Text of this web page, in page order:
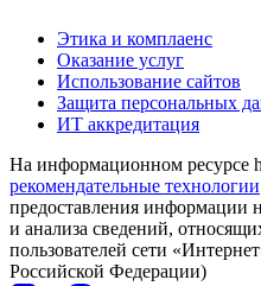
Этика и комплаенс
Оказание услуг
Использование сайтов
Защита персональных
ИТ аккредитация
На информационном ресурсе
рекомендательные технологии
предоставления информации
и анализа сведений,
пользователей сети
Российской Федерации)